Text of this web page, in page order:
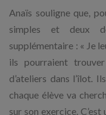
Anaïs souligne que,
simples et deux
supplémentaire : « Je
ils pourraient
d’ateliers dans l’îlot.
chaque élève va
sur son exercice. C’est